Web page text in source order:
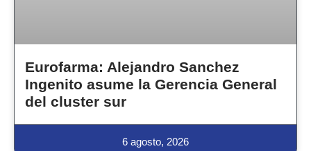
Eurofarma: Alejandro Sanchez
Ingenito asume la Gerencia General
del cluster sur
6 agosto, 2026